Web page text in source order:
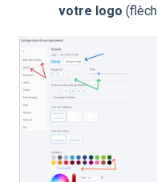
votre logo